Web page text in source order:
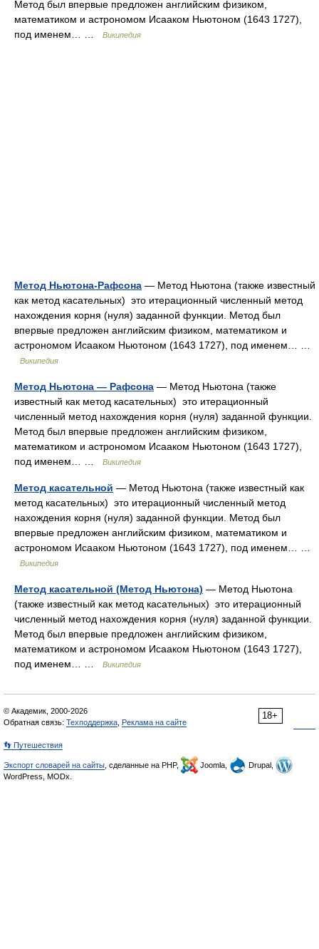
Метод был впервые предложен английским физиком,
математиком и астрономом Исааком Ньютоном (1643 1727),
под именем… …
Википедия
Метод Ньютона-Рафсона — Метод Ньютона (также известный
как метод касательных) это итерационный численный метод
нахождения корня (нуля) заданной функции. Метод был
впервые предложен английским физиком, математиком и
астрономом Исааком Ньютоном (1643 1727), под именем… …
Википедия
Метод Ньютона — Рафсона — Метод Ньютона (также
известный как метод касательных) это итерационный
численный метод нахождения корня (нуля) заданной функции.
Метод был впервые предложен английским физиком,
математиком и астрономом Исааком Ньютоном (1643 1727),
под именем… …
Википедия
Метод касательной — Метод Ньютона (также известный как
метод касательных) это итерационный численный метод
нахождения корня (нуля) заданной функции. Метод был
впервые предложен английским физиком, математиком и
астрономом Исааком Ньютоном (1643 1727), под именем… …
Википедия
Метод касательной (Метод Ньютона) — Метод Ньютона
(также известный как метод касательных) это итерационный
численный метод нахождения корня (нуля) заданной функции.
Метод был впервые предложен английским физиком,
математиком и астрономом Исааком Ньютоном (1643 1727),
под именем… …
Википедия
18+
© Академик, 2000-2026
Обратная связь: Техподдержка Реклама на сайте
👣 Путешествия
Экспорт словарей на сайты , сделанные на PHP, Joomla,
Drupal,
WordPress, MODx.